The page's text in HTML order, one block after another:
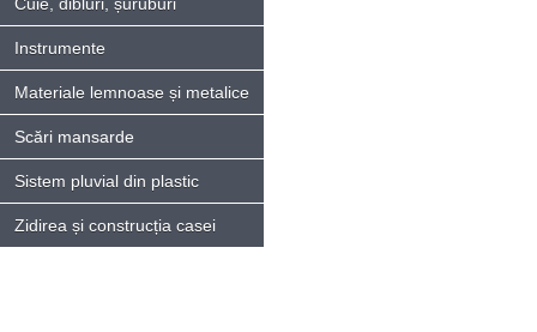
Instrumente
Materiale lemnoase și metalice
Scări mansarde
Sistem pluvial din plastic
Zidirea și construcția casei